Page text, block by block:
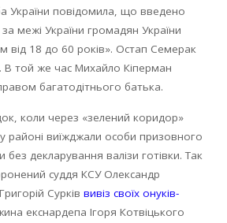
України повідомила, що введено
межі України громадян України
від 18 до 60 років». Остап Семерак
В той же час Михайло Кіперман
багатодітнього батька.
коли через «зелений коридор»
районі виїжджали особи призовного
без декларування валізи готівки. Так
суддя КСУ Олександр
Сурків вивіз своїх онуків-
екснардепа Ігоря Котвіцького